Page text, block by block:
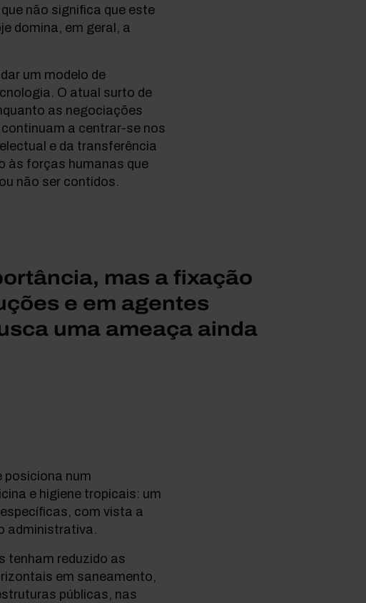
não significa que este
domina, em geral, a
um modelo de
O atual surto de
as negociações
a centrar-se nos
e da transferência
às forças humanas que
não ser contidos.
mas a fixação
e em agentes
uma ameaça ainda
posiciona num
e higiene tropicais: um
com vista a
administrativa.
tenham reduzido as
em saneamento,
públicas, nas